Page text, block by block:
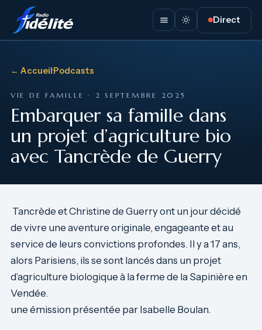
Direct
← Accueil·Podcasts
VIE DE FAMILLE · 2 SEPTEMBRE 2025
Embarquer sa famille dans
un projet d’agriculture bio
avec Tancrède de Guerry
Tancrède et Christine de Guerry ont un jour décidé
de vivre une aventure originale, engageante et au
service de leurs convictions profondes. Il y a 17 ans,
alors Parisiens, ils se sont lancés dans un projet
d’agriculture biologique à la ferme de la Sapinière en
Vendée.
une émission présentée par Isabelle Boulan.